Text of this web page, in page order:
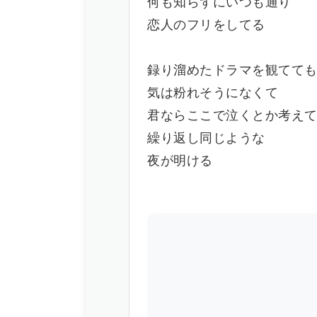
恋人のフリをしてる
録り溜めたドラマを観てても
気は粉れそうになくて
君ならここで泣くとか考えて
繰り返し同じような
夜が明ける